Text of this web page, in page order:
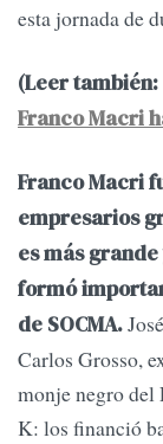
esta jornada de
(Leer también:
Franco Macri
Franco Macri
empresarios
es más
formó
de SOCMA.
Carlos Grosso,
monje negro del
K: los financió